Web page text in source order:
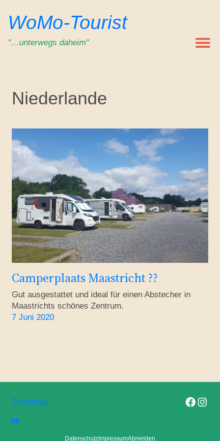
Inhalt
springen
WoMo-Tourist
"…unterwegs daheim"
Niederlande
Camperplaats Maastricht ??
Gut ausgestattet und ideal für einen Abstecher in
Maastrichts schönes Zentrum.
7 Juni 2020
Travelblog Folge uns auf
Folge
Datenschutz ImpressumAbmelden